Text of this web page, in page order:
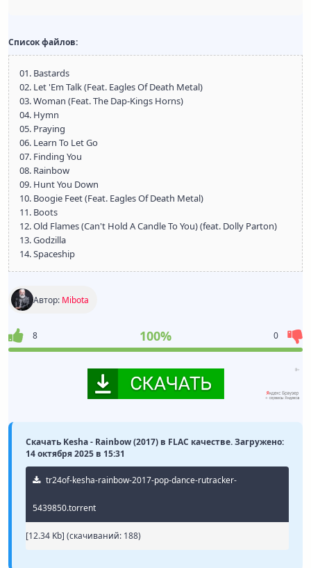
Список файлов:
01. Bastards
02. Let 'Em Talk (Feat. Eagles Of Death Metal)
03. Woman (Feat. The Dap-Kings Horns)
04. Hymn
05. Praying
06. Learn To Let Go
07. Finding You
08. Rainbow
09. Hunt You Down
10. Boogie Feet (Feat. Eagles Of Death Metal)
11. Boots
12. Old Flames (Can't Hold A Candle To You) (feat. Dolly Parton)
13. Godzilla
14. Spaceship
Автор: Mibota
8 100% 0
Скачать Kesha - Rainbow (2017) в FLAC качестве. Загружено:
14 октября 2025 в 15:31
tr24of-kesha-rainbow-2017-pop-dance-rutracker-
5439850.torrent
[12.34 Kb] (cкачиваний: 188)